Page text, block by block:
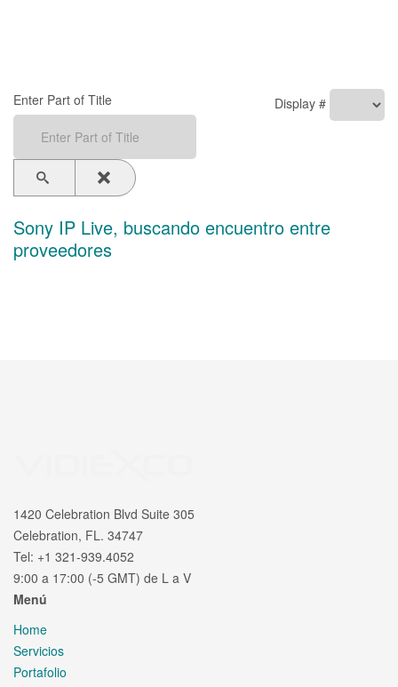
Enter Part of Title Display #
Sony IP Live, buscando encuentro entre
proveedores
1420 Celebration Blvd Suite 305
Celebration, FL. 34747
Tel: +1 321-939.4052
9:00 a 17:00 (-5 GMT) de L a V
Menú
Home
Servicios
Portafolio